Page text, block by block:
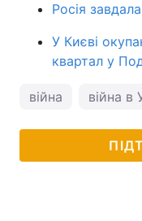
Росія
У Києві
квартал у
війна війна в